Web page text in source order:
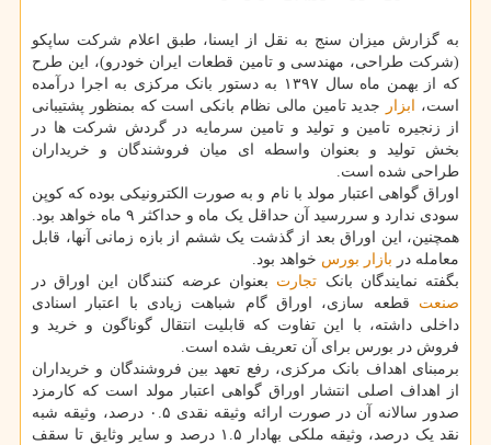
به گزارش میزان سنج به نقل از ایسنا، طبق اعلام شرکت ساپکو
(شرکت طراحی، مهندسی و تامین قطعات ایران خودرو)، این طرح
که از بهمن ماه سال ۱۳۹۷ به دستور بانک مرکزی به اجرا درآمده
است،
ابزار
جدید تامین مالی نظام بانکی است که بمنظور پشتیبانی
از زنجیره تامین و تولید و تامین سرمایه در گردش شرکت ها در
بخش تولید و بعنوان واسطه ای میان فروشندگان و خریداران
طراحی شده است.
اوراق گواهی اعتبار مولد با نام و به صورت الکترونیکی بوده که کوپن
سودی ندارد و سررسید آن حداقل یک ماه و حداکثر ۹ ماه خواهد بود.
همچنین، این اوراق بعد از گذشت یک ششم از بازه زمانی آنها، قابل
معامله در بازار بورس خواهد بود.
بگفته نمایندگان بانک تجارت بعنوان عرضه کنندگان این اوراق در
صنعت قطعه سازی، اوراق گام شباهت زیادی با اعتبار اسنادی
داخلی داشته، با این تفاوت که قابلیت انتقال گوناگون و خرید و
فروش در بورس برای آن تعریف شده است.
برمبنای اهداف بانک مرکزی، رفع تعهد بین فروشندگان و خریداران
از اهداف اصلی انتشار اوراق گواهی اعتبار مولد است که کارمزد
صدور سالانه آن در صورت ارائه وثیقه نقدی ۰.۵ درصد، وثیقه شبه
نقد یک درصد، وثیقه ملکی بهادار ۱.۵ درصد و سایر وثایق تا سقف